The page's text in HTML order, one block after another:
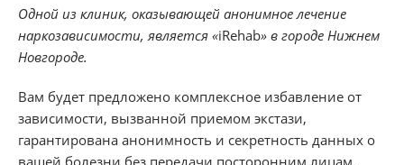
Одной из клиник, оказывающей анонимное лечение
наркозависимости, является «iRehab» в городе Нижнем
Новгороде.
Вам будет предложено комплексное избавление от
зависимости, вызванной приемом экстази,
гарантирована анонимность и секретность данных о
вашей болезни без передачи посторонним лицам.